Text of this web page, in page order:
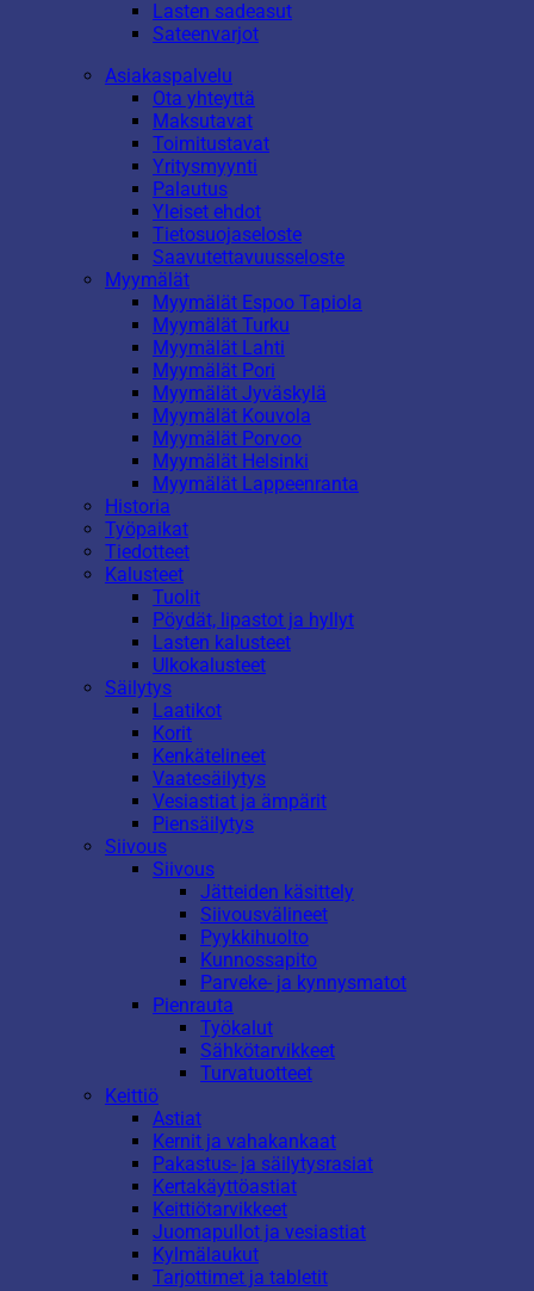
Lasten sadeasut
Sateenvarjot
Asiakaspalvelu
Ota yhteyttä
Maksutavat
Toimitustavat
Yritysmyynti
Palautus
Yleiset ehdot
Tietosuojaseloste
Saavutettavuusseloste
Myymälät
Myymälät Espoo Tapiola
Myymälät Turku
Myymälät Lahti
Myymälät Pori
Myymälät Jyväskylä
Myymälät Kouvola
Myymälät Porvoo
Myymälät Helsinki
Myymälät Lappeenranta
Historia
Työpaikat
Tiedotteet
Kalusteet
Tuolit
Pöydät, lipastot ja hyllyt
Lasten kalusteet
Ulkokalusteet
Säilytys
Laatikot
Korit
Kenkätelineet
Vaatesäilytys
Vesiastiat ja ämpärit
Piensäilytys
Siivous
Siivous
Jätteiden käsittely
Siivousvälineet
Pyykkihuolto
Kunnossapito
Parveke- ja kynnysmatot
Pienrauta
Työkalut
Sähkötarvikkeet
Turvatuotteet
Keittiö
Astiat
Kernit ja vahakankaat
Pakastus- ja säilytysrasiat
Kertakäyttöastiat
Keittiötarvikkeet
Juomapullot ja vesiastiat
Kylmälaukut
Tarjottimet ja tabletit